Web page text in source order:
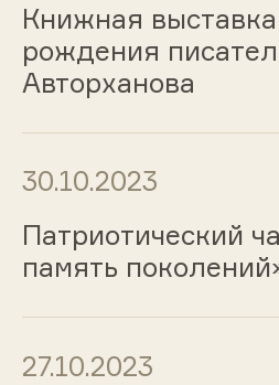
Книжная
рождения
Авторханова
30.10.2023
Патриотический
память
27.10.2023